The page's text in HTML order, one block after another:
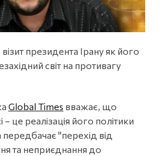
президента Ірану як його
світ на противагу
Global Times вважає, що
– це реалізація його політики
"перехід від
та неприєднання до